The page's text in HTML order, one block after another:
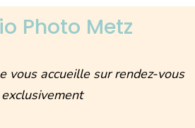
Photo Metz
vous accueille sur rendez-vous
exclusivement